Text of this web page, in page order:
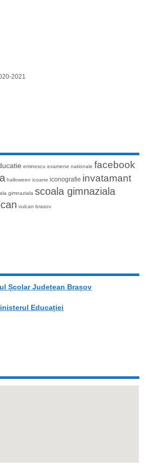
2021
eminescu examene nationale facebook
halloween icoane iconografie invatamant
gimnaziala scoala gimnaziala
vulcan brasov
Școlar Județean Brașov
Educației